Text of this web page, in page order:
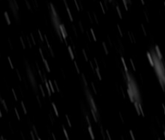
Produktfotoredigering